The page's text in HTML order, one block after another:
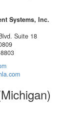
Systems, Inc.
Suite 18